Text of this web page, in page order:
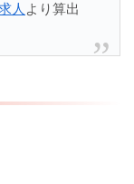
人 より算出